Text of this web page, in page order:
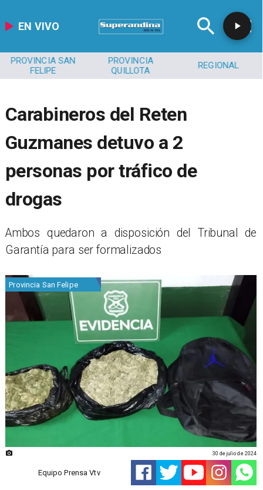
EN VIVO
PROVINCIA SAN
FELIPE
PROVINCIA
QUILLOTA
REGIONAL
Carabineros del Reten
Guzmanes detuvo a 2
personas por tráfico de
drogas
​Ambos quedaron a disposición del Tribunal de
Garantía para ser formalizados
Provincia San Felipe
Equipo Prensa Vtv
30 de julio de 2024